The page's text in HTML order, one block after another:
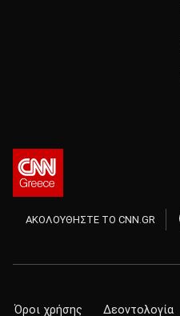
ΑΚΟΛΟΥΘΗΣΤΕ ΤΟ CNN.GR
Όροι χρήσης Δεοντολογία